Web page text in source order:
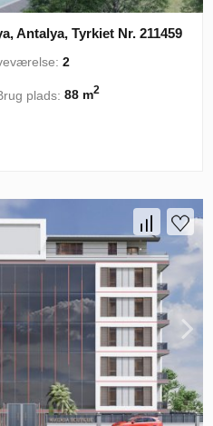
Antalya, Tyrkiet Nr. 211459
2
plads:88 m2